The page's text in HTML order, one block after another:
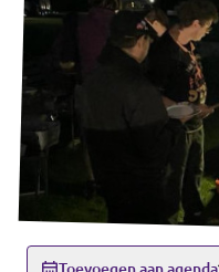
Toevoegen aan agenda